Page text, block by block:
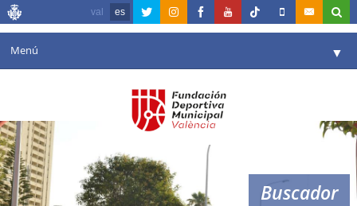
val es
Menú ▼
Agenda
Instalaciones
Comunicación ▼
Buscador